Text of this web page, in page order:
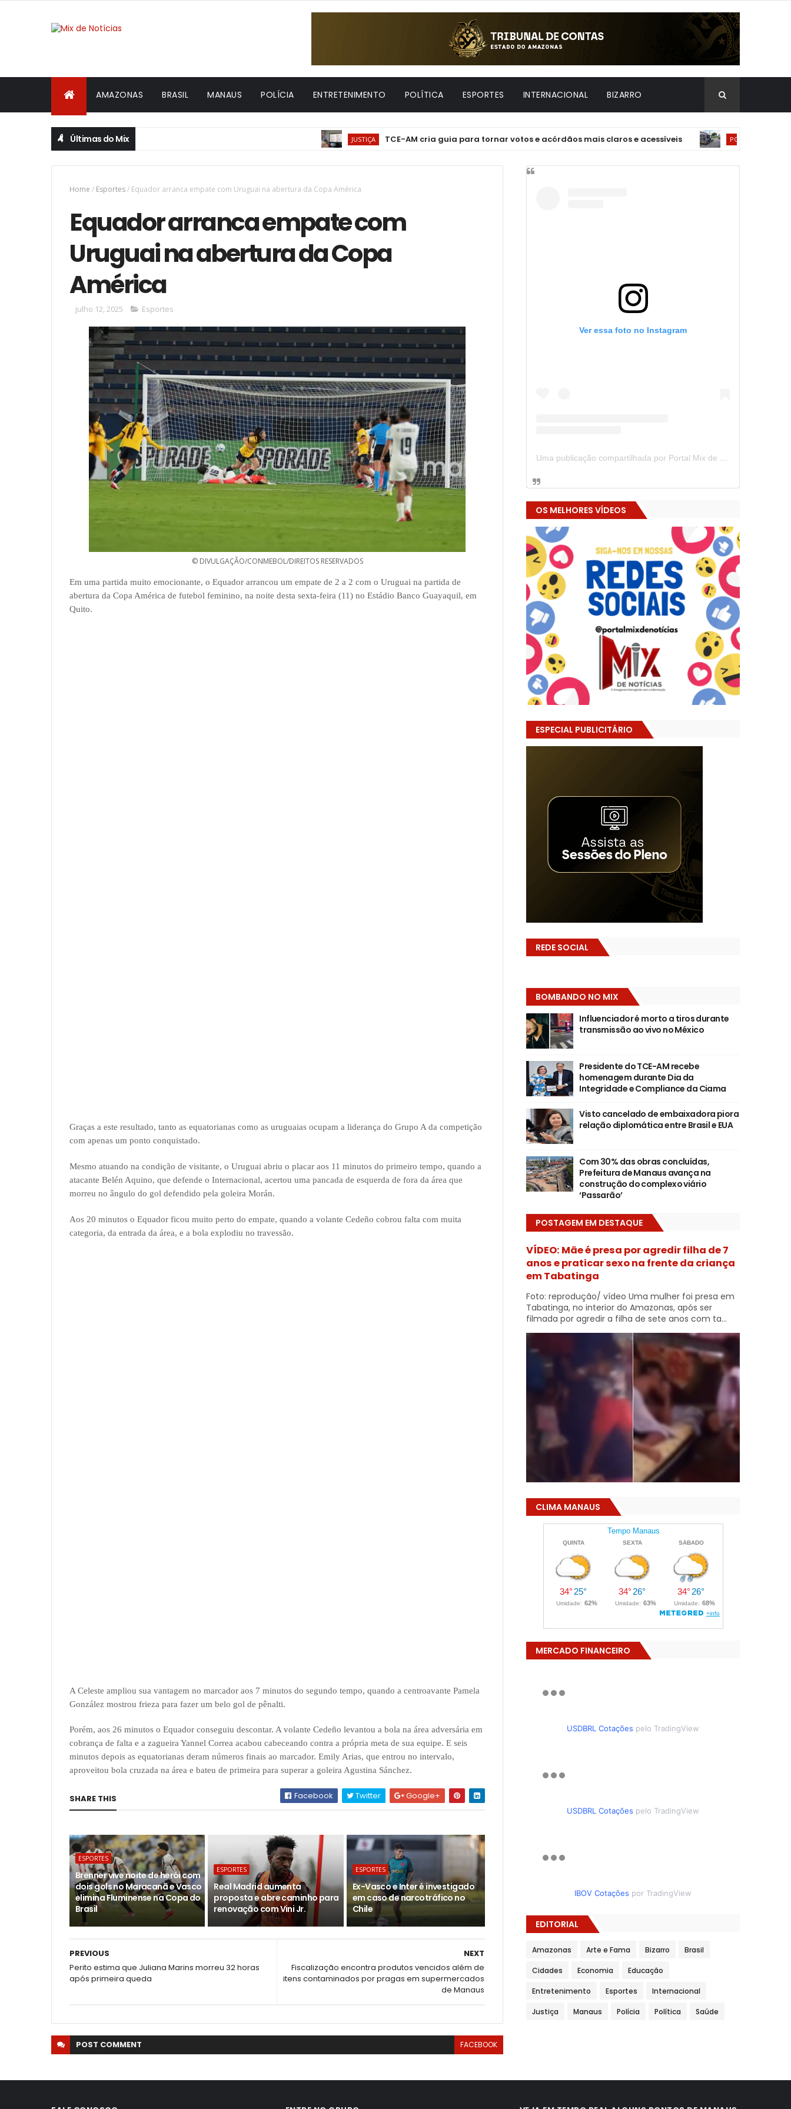
AMAZONAS BRASIL MANAUS POLÍCIA ENTRETENIMENTO POLÍTICA ESPORTES INTERNACIONAL BIZARRO
Últimas do Mix JUSTIÇA TCE-AM cria guia para tornar votos e acórdãos mais claros e acessíveis POLÍCIA Corpo de
Home / Esportes/ Equador arranca empate com Uruguai na abertura da Copa América
Equador arranca empate com
Uruguai na abertura da Copa
América
julho 12, 2025 Esportes
© DIVULGAÇÃO/CONMEBOL/DIREITOS RESERVADOS
Em uma partida muito emocionante, o Equador arrancou um empate de 2 a 2 com o Uruguai na partida de
abertura da Copa América de futebol feminino, na noite desta sexta-feira (11) no Estádio Banco Guayaquil, em
Quito.
Graças a este resultado, tanto as equatorianas como as uruguaias ocupam a liderança do Grupo A da competição
com apenas um ponto conquistado.
Mesmo atuando na condição de visitante, o Uruguai abriu o placar aos 11 minutos do primeiro tempo, quando a
atacante Belén Aquino, que defende o Internacional, acertou uma pancada de esquerda de fora da área que
morreu no ângulo do gol defendido pela goleira Morán.
Aos 20 minutos o Equador ficou muito perto do empate, quando a volante Cedeño cobrou falta com muita
categoria, da entrada da área, e a bola explodiu no travessão.
A Celeste ampliou sua vantagem no marcador aos 7 minutos do segundo tempo, quando a centroavante Pamela
González mostrou frieza para fazer um belo gol de pênalti.
Porém, aos 26 minutos o Equador conseguiu descontar. A volante Cedeño levantou a bola na área adversária em
cobrança de falta e a zagueira Yannel Correa acabou cabeceando contra a própria meta de sua equipe. E seis
minutos depois as equatorianas deram números finais ao marcador. Emily Arias, que entrou no intervalo,
aproveitou bola cruzada na área e bateu de primeira para superar a goleira Agustina Sánchez.
SHARE THIS Facebook Twitter Google+
ESPORTES
Brenner vive noite de herói com
dois gols no Maracanã e Vasco
elimina Fluminense na Copa do
Brasil
ESPORTES
Real Madrid aumenta
proposta e abre caminho para
renovação com Vini Jr.
ESPORTES
Ex-Vasco e Inter é investigado
em caso de narcotráfico no
Chile
NEXT
Fiscalização encontra produtos vencidos além de
itens contaminados por pragas em supermercados
de Manaus
PREVIOUS
Perito estima que Juliana Marins morreu 32 horas
após primeira queda
POST COMMENT FACEBOOK
Ver essa foto no Instagram
Uma publicação compartilhada por Portal Mix de Notícias (@portalmixdenoticias)
OS MELHORES VÍDEOS
ESPECIAL PUBLICITÁRIO
REDE SOCIAL
BOMBANDO NO MIX
Influenciador é morto a tiros durante
transmissão ao vivo no México
Presidente do TCE-AM recebe
homenagem durante Dia da
Integridade e Compliance da Ciama
Visto cancelado de embaixadora piora
relação diplomática entre Brasil e EUA
Com 30% das obras concluídas,
Prefeitura de Manaus avança na
construção do complexo viário
‘Passarão’
POSTAGEM EM DESTAQUE
VÍDEO: Mãe é presa por agredir filha de 7
anos e praticar sexo na frente da criança
em Tabatinga
Foto: reprodução/ vídeo Uma mulher foi presa em
Tabatinga, no interior do Amazonas, após ser
filmada por agredir a filha de sete anos com ta...
CLIMA MANAUS
MERCADO FINANCEIRO
USDBRL Cotações pelo TradingView
USDBRL Cotações pelo TradingView
IBOV Cotações por TradingView
EDITORIAL
Amazonas Arte e Fama Bizarro Brasil
Cidades Economia Educação
Entretenimento Esportes Internacional
Justiça Manaus Polícia Política Saúde